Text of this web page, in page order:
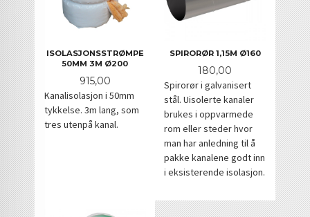
ISOLASJONSSTRØMPE
50MM 3M Ø200
Pris
915,00
Kanalisolasjon i 50mm
tykkelse. 3m lang, som
tres utenpå kanal.
SPIRORØR 1,15M Ø160
Pris
180,00
Spirorør i galvanisert
stål. Uisolerte kanaler
brukes i oppvarmede
rom eller steder hvor
man har anledning til å
pakke kanalene godt inn
i eksisterende isolasjon.